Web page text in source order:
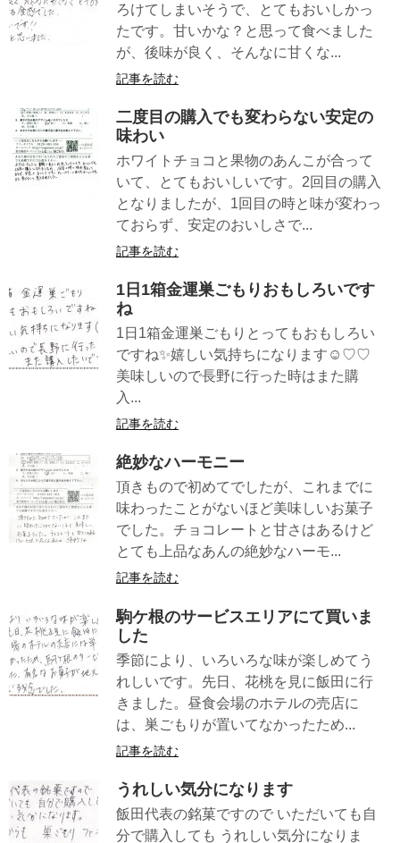
ろけてしまいそうで、とてもおいしかっ
たです。甘いかな？と思って食べました
が、後味が良く、そんなに甘くな...
記事を読む
二度目の購入でも変わらない安定の
味わい
ホワイトチョコと果物のあんこが合って
いて、とてもおいしいです。2回目の購入
となりましたが、1回目の時と味が変わっ
ておらず、安定のおいしさで...
記事を読む
1日1箱金運巣ごもりおもしろいです
ね
1日1箱金運巣ごもりとってもおもしろい
ですね✨嬉しい気持ちになります☺♡♡
美味しいので長野に行った時はまた購
入...
記事を読む
絶妙なハーモニー
頂きもので初めてでしたが、これまでに
味わったことがないほど美味しいお菓子
でした。チョコレートと甘さはあるけど
とても上品なあんの絶妙なハーモ...
記事を読む
駒ケ根のサービスエリアにて買いま
した
季節により、いろいろな味が楽しめてう
れしいです。先日、花桃を見に飯田に行
きました。昼食会場のホテルの売店に
は、巣ごもりが置いてなかったため...
記事を読む
うれしい気分になります
飯田代表の銘菓ですので いただいても自
分で購入しても うれしい気分になりま